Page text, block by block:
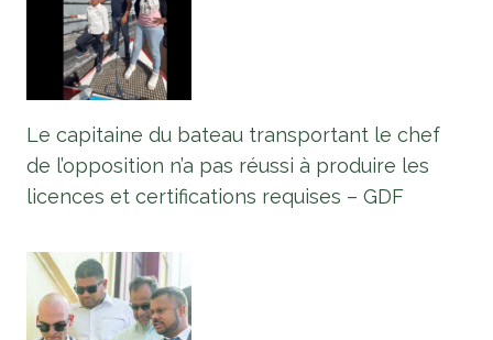
Le capitaine du bateau transportant le chef
de l’opposition n’a pas réussi à produire les
licences et certifications requises – GDF